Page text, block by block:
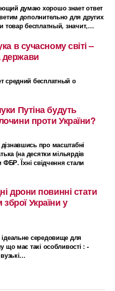
думаю хорошо знает ответ
дополнительно для других
товар бесплатный, значит,…
в сучасному світі –
держави
средний бесплатный о
Путіна будуть
проти України?
про масштабні
(на десятки мільярдів
Їхні свідчення стали
дрони повинні стати
України у
середовище для
що має такі особливості : -